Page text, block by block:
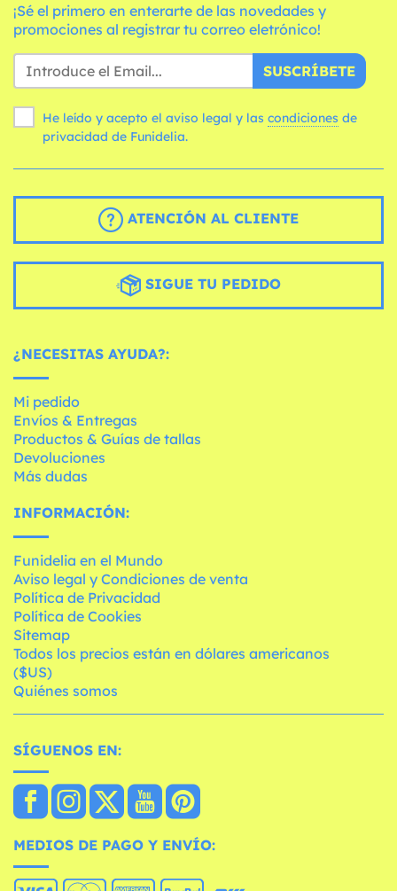
¡Sé el primero en enterarte de las novedades y
promociones al registrar tu correo eletrónico!
SUSCRÍBETE
He leído y acepto el aviso legal y las condiciones
privacidad de Funidelia.
ATENCIÓN AL CLIENTE
SIGUE TU PEDIDO
¿NECESITAS AYUDA?:
Mi pedido
Envíos & Entregas
Productos & Guías de tallas
Devoluciones
Más dudas
INFORMACIÓN:
Funidelia en el Mundo
Aviso legal y Condiciones de venta
Política de Privacidad
Política de Cookies
Sitemap
Todos los precios están en dólares americanos
($US)
Quiénes somos
SÍGUENOS EN:
MEDIOS DE PAGO Y ENVÍO: